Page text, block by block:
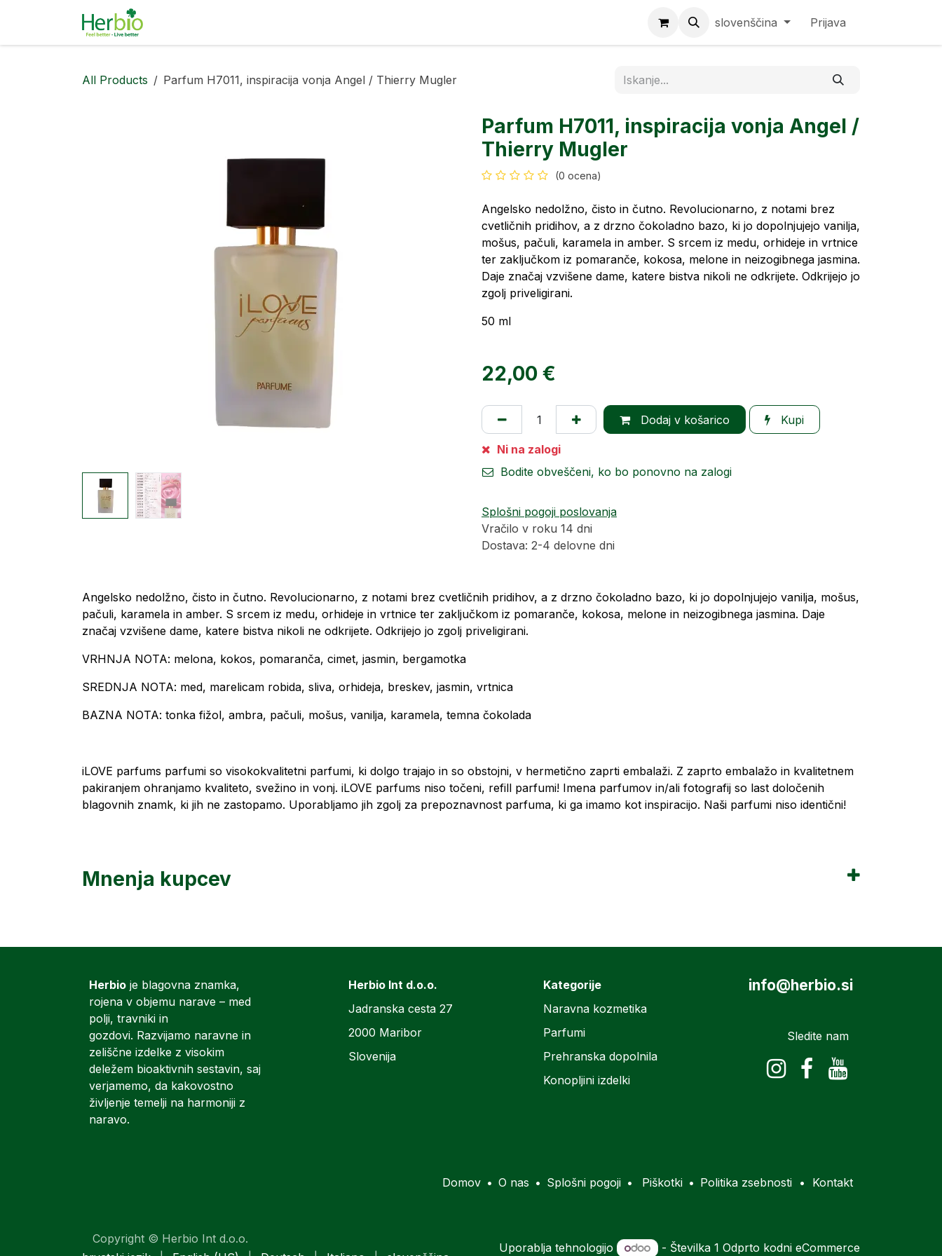
slovenščina Prijava
All Products Parfum H7011, inspiracija vonja Angel / Thierry Mugler
Parfum H7011, inspiracija vonja Angel /
Thierry Mugler
(0 ocena)
Angelsko nedolžno, čisto in čutno. Revolucionarno, z notami brez
cvetličnih pridihov, a z drzno čokoladno bazo, ki jo dopolnjujejo vanilja,
mošus, pačuli, karamela in amber. S srcem iz medu, orhideje in vrtnice
ter zaključkom iz pomaranče, kokosa, melone in neizogibnega jasmina.
Daje značaj vzvišene dame, katere bistva nikoli ne odkrijete. Odkrijejo jo
zgolj priveligirani.
50 ml
22,00 €
Dodaj v košarico Kupi
Ni na zalogi
Bodite obveščeni, ko bo ponovno na zalogi
Splošni pogoji poslovanja
Vračilo v roku 14 dni
Dostava: 2-4 delovne dni
Angelsko nedolžno, čisto in čutno. Revolucionarno, z notami brez cvetličnih pridihov, a z drzno čokoladno bazo, ki jo dopolnjujejo vanilja, mošus,
pačuli, karamela in amber. S srcem iz medu, orhideje in vrtnice ter zaključkom iz pomaranče, kokosa, melone in neizogibnega jasmina. Daje
značaj vzvišene dame, katere bistva nikoli ne odkrijete. Odkrijejo jo zgolj priveligirani.
VRHNJA NOTA: melona, kokos, pomaranča, cimet, jasmin, bergamotka
SREDNJA NOTA: med, marelicam robida, sliva, orhideja, breskev, jasmin, vrtnica
BAZNA NOTA: tonka fižol, ambra, pačuli, mošus, vanilja, karamela, temna čokolada
iLOVE parfums parfumi so visokokvalitetni parfumi, ki dolgo trajajo in so obstojni, v hermetično zaprti embalaži. Z zaprto embalažo in kvalitetnem
pakiranjem ohranjamo kvaliteto, svežino in vonj. iLOVE parfums niso točeni, refill parfumi! Imena parfumov in/ali fotografij so last določenih
blagovnih znamk, ki jih ne zastopamo. Uporabljamo jih zgolj za prepoznavnost parfuma, ki ga imamo kot inspiracijo. Naši parfumi niso identični!
Mnenja kupcev
Herbio je blagovna znamka,
rojena v objemu narave – med
polji, travniki in
gozdovi. Razvijamo naravne in
zeliščne izdelke z visokim
deležem bioaktivnih sestavin, saj
verjamemo, da kakovostno
življenje temelji na harmoniji z
naravo.
Herbio Int d.o.o.
Jadranska cesta 27
2000 Maribor
Slovenija
Kategorije
Naravna kozmetika
Parfumi
Prehranska dopolnila
Konopljini izdelki
info@herbio.si
Sledite nam
Domov • O nas • Splošni pogoji • Piškotki • Politika zsebnosti • Kontakt
Copyright © Herbio Int d.o.o.
Uporablja tehnologijo - Številka 1 Odprto kodni eCommerce